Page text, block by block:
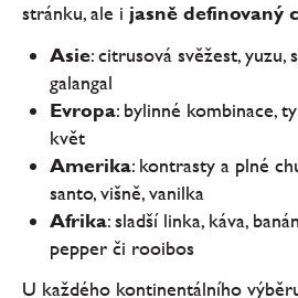
stránku, ale i jasně definovaný
Asie: citrusová svěžest, yuzu,
galangal
Evropa: bylinné kombinace,
květ
Amerika: kontrasty a plné
santo, višně, vanilka
Afrika: sladší linka, káva,
pepper či rooibos
U každého kontinentálního